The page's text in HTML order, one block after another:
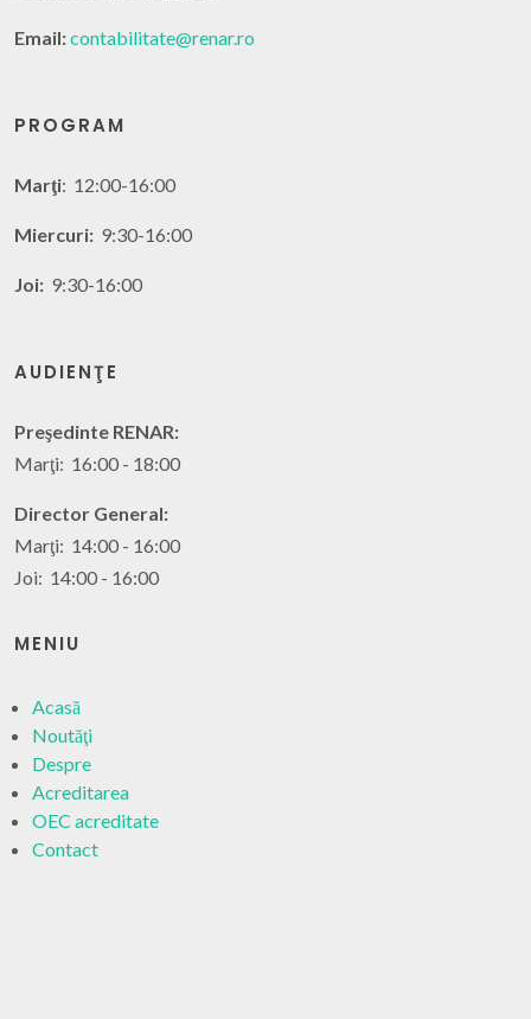
Email:contabilitate@renar.ro
PROGRAM
Marţi: 12:00-16:00
Miercuri: 9:30-16:00
Joi: 9:30-16:00
AUDIENŢE
Preşedinte RENAR:
Marţi: 16:00 - 18:00
Director General:
Marţi: 14:00 - 16:00
Joi: 14:00 - 16:00
MENIU
Acasă
Noutăţi
Despre
Acreditarea
OEC acreditate
Contact